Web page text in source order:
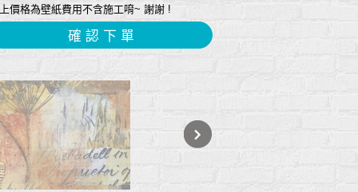
價格為壁紙費用不含施工唷~ 謝謝 !